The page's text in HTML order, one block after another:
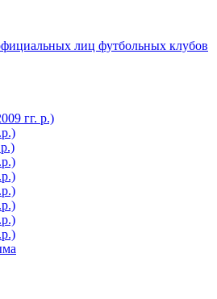
лиц футбольных клубов
гг. р.)